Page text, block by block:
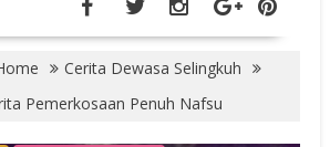
Cerita Dewasa Selingkuh
Pemerkosaan Penuh Nafsu